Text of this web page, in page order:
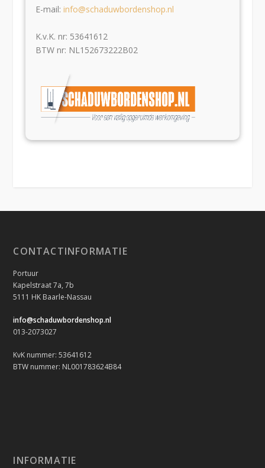
E-mail: info@schaduwbordenshop.nl
K.v.K. nr: 53641612
BTW nr: NL152673222B02
CONTACTINFORMATIE
Portuur
Kapelstraat 7a, 7b
5111 HK Baarle-Nassau
info@schaduwbordenshop.nl
013-2073027
KvK nummer: 53641612
BTW nummer: NL001783624B84
INFORMATIE